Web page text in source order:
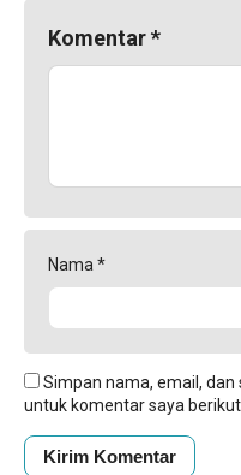
Komentar*
Nama *
Simpan nama, email,
untuk komentar saya